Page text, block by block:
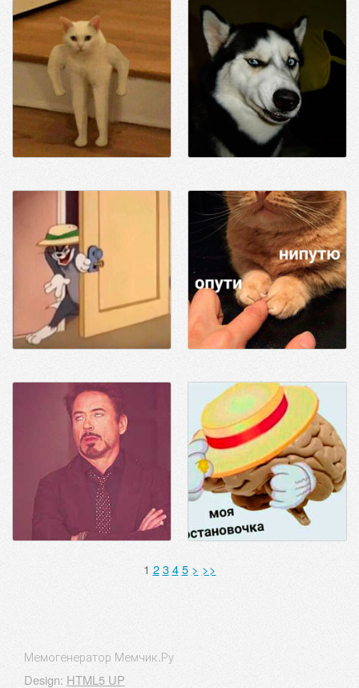
1 2 3 4 5 > >>
Мемогенератор Мемчик.Ру
Design: HTML5 UP